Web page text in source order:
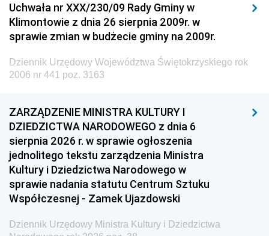
Uchwała nr XXX/230/09 Rady Gminy w
Klimontowie z dnia 26 sierpnia 2009r. w
sprawie zmian w budżecie gminy na 2009r.
Dziennik Urzędowy Województwa Świętokrzyskiego rok
2006 nr 441 poz. 3163
ZARZĄDZENIE MINISTRA KULTURY I
DZIEDZICTWA NARODOWEGO z dnia 6
sierpnia 2026 r. w sprawie ogłoszenia
jednolitego tekstu zarządzenia Ministra
Kultury i Dziedzictwa Narodowego w
sprawie nadania statutu Centrum Sztuku
Współczesnej - Zamek Ujazdowski
Dziennik Urzędowy Ministra Kultury i Dziedzictwa